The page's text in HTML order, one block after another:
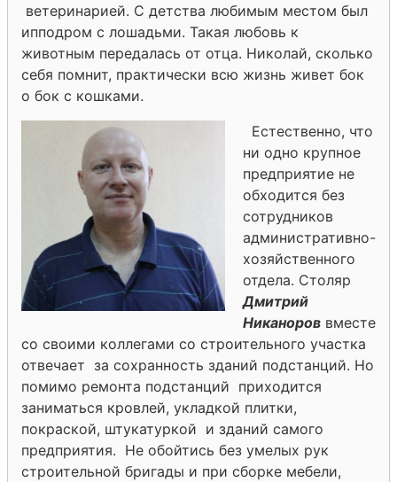
ветеринарией. С детства любимым местом был
ипподром с лошадьми. Такая любовь к
животным передалась от отца. Николай, сколько
себя помнит, практически всю жизнь живет бок
о бок с кошками.
Естественно, что
ни одно крупное
предприятие не
обходится без
сотрудников
административно-
хозяйственного
отдела. Столяр
Дмитрий
Никаноров вместе
со своими коллегами со строительного участка
отвечает за сохранность зданий подстанций. Но
помимо ремонта подстанций приходится
заниматься кровлей, укладкой плитки,
покраской, штукатуркой и зданий самого
предприятия. Не обойтись без умелых рук
строительной бригады и при сборке мебели,